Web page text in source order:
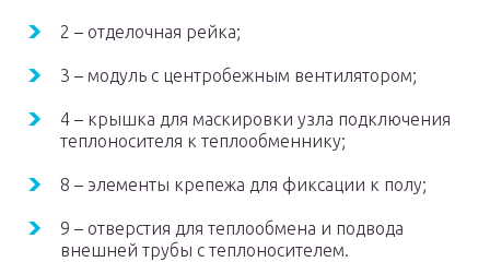
2 – отделочная рейка;
3 – модуль с центробежным вентилятором;
4 – крышка для маскировки узла подключения
теплоносителя к теплообменнику;
8 – элементы крепежа для фиксации к полу;
9 – отверстия для теплообмена и подвода
внешней трубы с теплоносителем.